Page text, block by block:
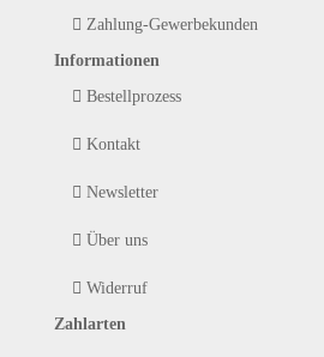
Zahlung-Gewerbekunden
Informationen
Bestellprozess
Kontakt
Newsletter
Über uns
Widerruf
Zahlarten